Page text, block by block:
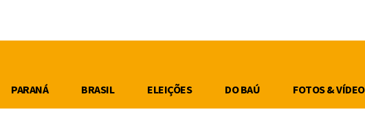
PARANÁ BRASIL ELEIÇÕES DO BAÚ FOTOS &